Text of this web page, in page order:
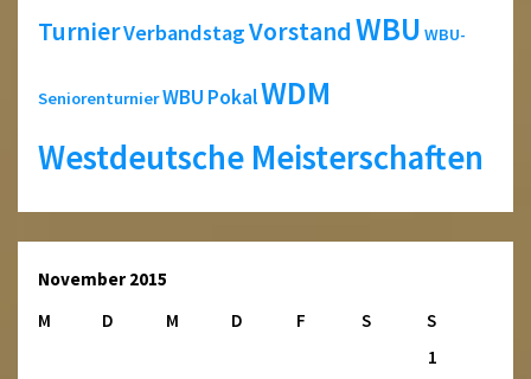
TurnierVerbandstagVorstandWBU WBU-
SeniorenturnierWBU PokalWDM
Westdeutsche Meisterschaften
November 2015
M
D M D F S
S
1